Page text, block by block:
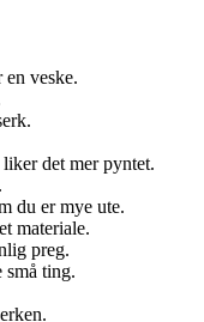
en veske.
det mer pyntet.
du er mye ute.
materiale.
preg.
små ting.